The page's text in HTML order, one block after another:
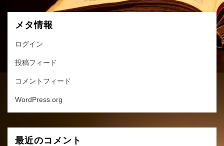
メタ情報
ログイン
投稿フィード
コメントフィード
WordPress.org
最近のコメント